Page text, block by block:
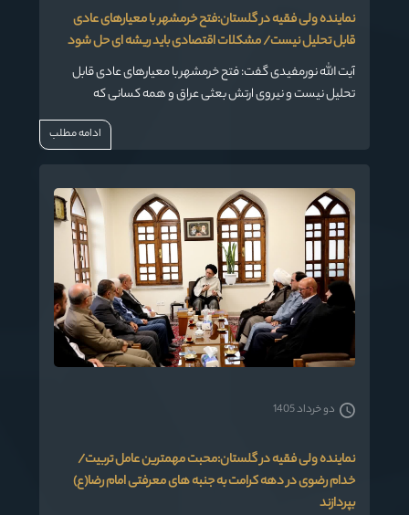
نماینده ولی فقیه در گلستان:فتح خرمشهر با معیارهای عادی
قابل تحلیل نیست/ مشکلات اقتصادی باید ریشه ای حل شود
آیت الله نورمفیدی گفت: فتح خرمشهر با معیارهای عادی قابل
تحلیل نیست و نیروی ارتش بعثی عراق و همه کسانی که
پشتیبان او بودند آمده بودند که بمانند و کار را یکسره کنند.
ادامه مطلب
نماینده ولی فقیه در گلستان:محبت مهمترین عامل تربیت/
خدام رضوی در دهه کرامت به جنبه های معرفتی امام رضا(ع)
بپردازند
دو خرداد 1405